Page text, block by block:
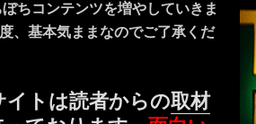
ちコンテンツを増やしていきま
、基本気ままなのでご了承くだ
イトは読者からの取材